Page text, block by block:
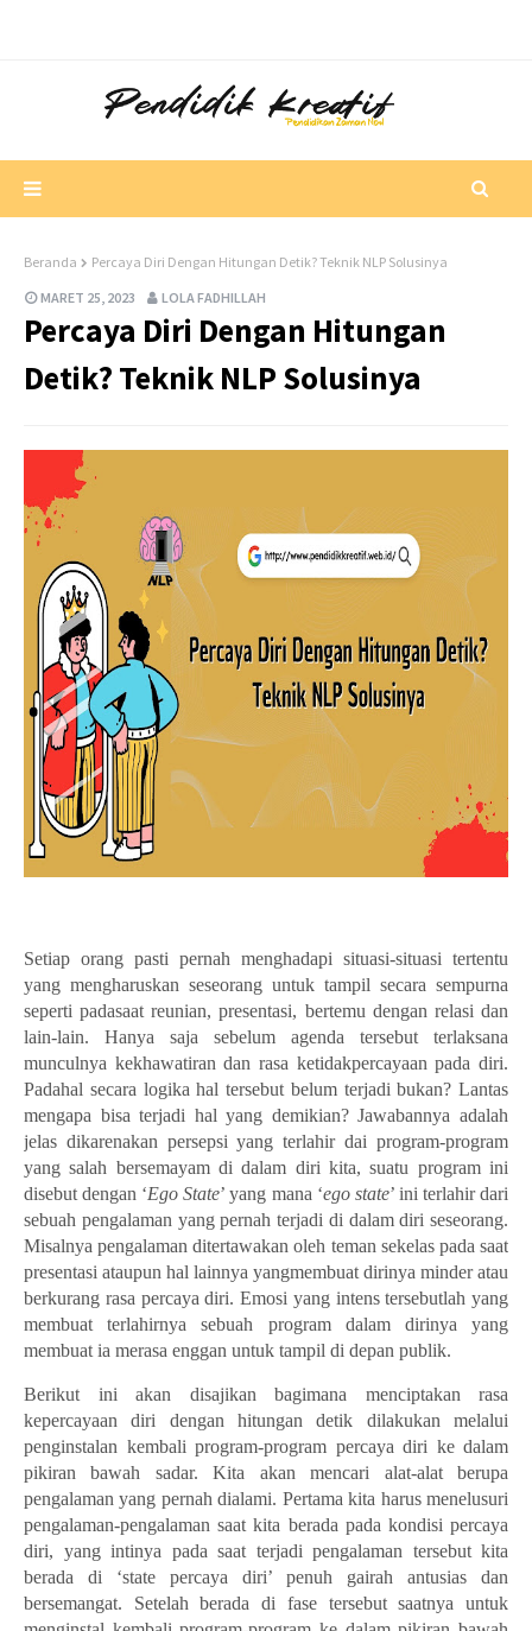
Beranda
Percaya Diri Dengan Hitungan Detik? Teknik NLP Solusinya
MARET 25, 2023
LOLA FADHILLAH
Percaya Diri Dengan Hitungan
Detik? Teknik NLP Solusinya
Setiap orang pasti pernah menghadapi situasi-situasi tertentu
yang mengharuskan seseorang untuk tampil secara sempurna
seperti padasaat reunian, presentasi, bertemu dengan relasi dan
lain-lain. Hanya saja sebelum agenda tersebut terlaksana
munculnya kekhawatiran dan rasa ketidakpercayaan pada diri.
Padahal secara logika hal tersebut belum terjadi bukan? Lantas
mengapa bisa terjadi hal yang demikian? Jawabannya adalah
jelas dikarenakan persepsi yang terlahir dai program-program
yang salah bersemayam di dalam diri kita, suatu program ini
disebut dengan ‘Ego State’ yang mana ‘ego state’ ini terlahir dari
sebuah pengalaman yang pernah terjadi di dalam diri seseorang.
Misalnya pengalaman ditertawakan oleh teman sekelas pada saat
presentasi ataupun hal lainnya yangmembuat dirinya minder atau
berkurang rasa percaya diri. Emosi yang intens tersebutlah yang
membuat terlahirnya sebuah program dalam dirinya yang
membuat ia merasa enggan untuk tampil di depan publik.
Berikut ini akan disajikan bagimana menciptakan rasa
kepercayaan diri dengan hitungan detik dilakukan melalui
penginstalan kembali program-program percaya diri ke dalam
pikiran bawah sadar. Kita akan mencari alat-alat berupa
pengalaman yang pernah dialami. Pertama kita harus menelusuri
pengalaman-pengalaman saat kita berada pada kondisi percaya
diri, yang intinya pada saat terjadi pengalaman tersebut kita
berada di ‘state percaya diri’ penuh gairah antusias dan
bersemangat. Setelah berada di fase tersebut saatnya untuk